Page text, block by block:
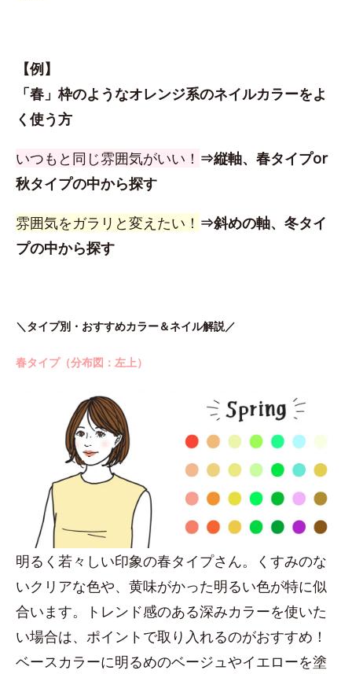
【例】
「春」枠のようなオレンジ系のネイルカラーをよ
く使う方
いつもと同じ雰囲気がいい！ ⇒縦軸、春タイプor
秋タイプの中から探す
雰囲気をガラリと変えたい！ ⇒斜めの軸、冬タイ
プの中から探す
＼タイプ別・おすすめカラー＆ネイル解説／
春タイプ（分布図：左上）
明るく若々しい印象の春タイプさん。くすみのな
いクリアな色や、黄味がかった明るい色が特に似
合います。トレンド感のある深みカラーを使いた
い場合は、ポイントで取り入れるのがおすすめ！
ベースカラーに明るめのベージュやイエローを塗